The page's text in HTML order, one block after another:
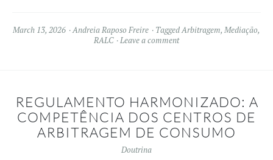
March 13, 2026 Andreia Raposo Freire TaggedArbitragem, Mediação,
RALC
Leave a comment
REGULAMENTO HARMONIZADO: A
COMPETÊNCIA DOS CENTROS DE
ARBITRAGEM DE CONSUMO
Doutrina